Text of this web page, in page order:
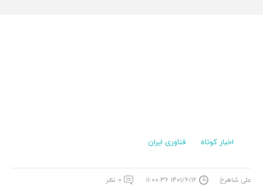
اخبار کوتاه فناوری ایران
علی شاهرخ ۱۴۰۱/۶/۱۲ ۱۱:۰۰:۳۶ ۰ نظر